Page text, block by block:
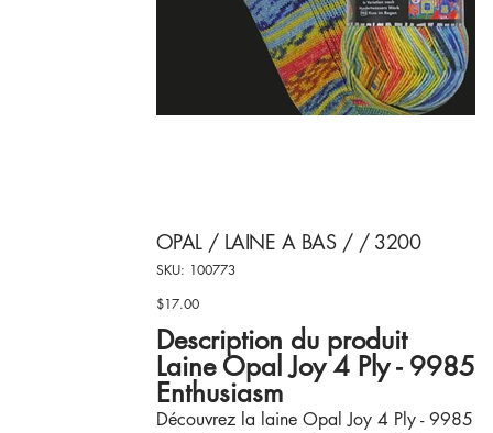
OPAL / LAINE A BAS / / 3200
SKU:
SKU
100773
100773
Price
$17.00
Description du produit
Laine Opal Joy 4 Ply - 9985
Enthusiasm
Découvrez la laine Opal Joy 4 Ply - 9985